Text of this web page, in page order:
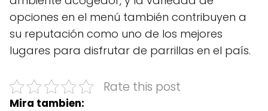
opciones en el menú también contribuyen a
su reputación como uno de los mejores
lugares para disfrutar de parrillas en el país.
Rate this post
Mira tambien: